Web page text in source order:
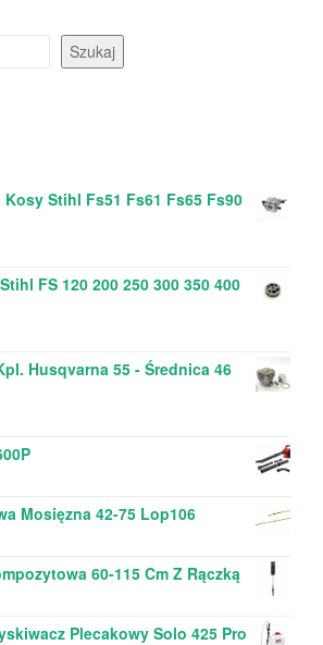
Szukaj
Stihl Fs51 Fs61 Fs65 Fs90
FS 120 200 250 300 350 400
Husqvarna 55 - Średnica 46
Mosięzna 42-75 Lop106
60-115 Cm Z Rączką
Plecakowy Solo 425 Pro